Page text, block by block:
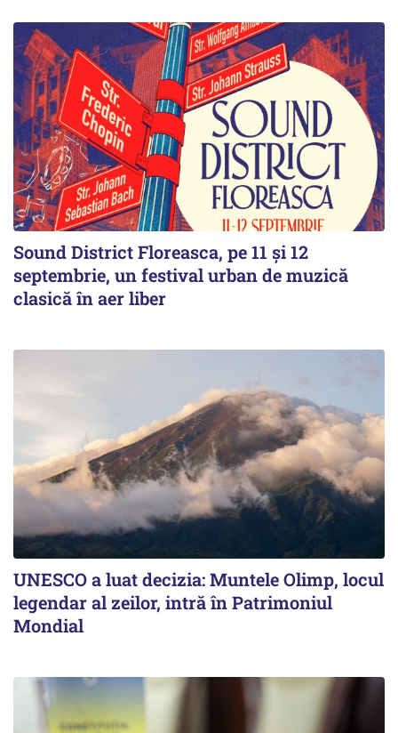
Sound District Floreasca, pe 11 și 12
septembrie, un festival urban de muzică
clasică în aer liber
UNESCO a luat decizia: Muntele Olimp, locul
legendar al zeilor, intră în Patrimoniul
Mondial